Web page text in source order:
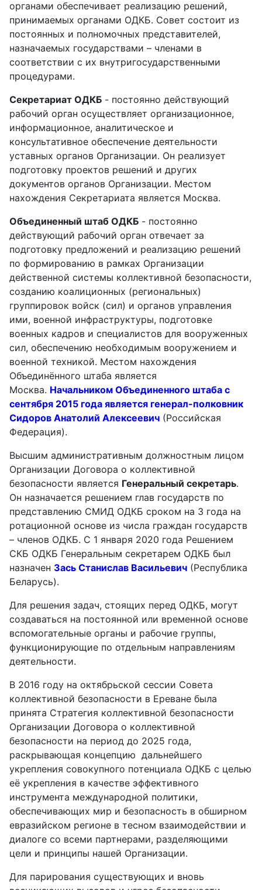
органами обеспечивает реализацию решений,
принимаемых органами ОДКБ. Совет состоит из
постоянных и полномочных представителей,
назначаемых государствами – членами в
соответствии с их внутригосударственными
процедурами.
Секретариат ОДКБ - постоянно действующий
рабочий орган осуществляет организационное,
информационное, аналитическое и
консультативное обеспечение деятельности
уставных органов Организации. Он реализует
подготовку проектов решений и других
документов органов Организации. Местом
нахождения Секретариата является Москва.
Объединенный штаб ОДКБ - постоянно
действующий рабочий орган отвечает за
подготовку предложений и реализацию решений
по формированию в рамках Организации
действенной системы коллективной безопасности,
созданию коалиционных (региональных)
группировок войск (сил) и органов управления
ими, военной инфраструктуры, подготовке
военных кадров и специалистов для вооруженных
сил, обеспечению необходимым вооружением и
военной техникой. Местом нахождения
Объединённого штаба является
Москва. Начальником Объединенного штаба с
сентября 2015 года является генерал-полковник
Сидоров Анатолий Алексеевич (Российская
Федерация).
Высшим административным должностным лицом
Организации Договора о коллективной
безопасности является Генеральный секретарь.
Он назначается решением глав государств по
представлению СМИД ОДКБ сроком на 3 года на
ротационной основе из числа граждан государств
– членов ОДКБ. С 1 января 2020 года Решением
СКБ ОДКБ Генеральным секретарем ОДКБ был
назначен Зась Станислав Васильевич (Республика
Беларусь).
Для решения задач, стоящих перед ОДКБ, могут
создаваться на постоянной или временной основе
вспомогательные органы и рабочие группы,
функционирующие по отдельным направлениям
деятельности.
В 2016 году на октябрьской сессии Совета
коллективной безопасности в Ереване была
принята Стратегия коллективной безопасности
Организации Договора о коллективной
безопасности на период до 2025 года,
раскрывающая концепцию дальнейшего
укрепления совокупного потенциала ОДКБ с целью
её укрепления в качестве эффективного
инструмента международной политики,
обеспечивающих мир и безопасность в обширном
евразийском регионе в тесном взаимодействии и
диалоге со всеми партнерами, разделяющими
цели и принципы нашей Организации.
Для парирования существующих и вновь